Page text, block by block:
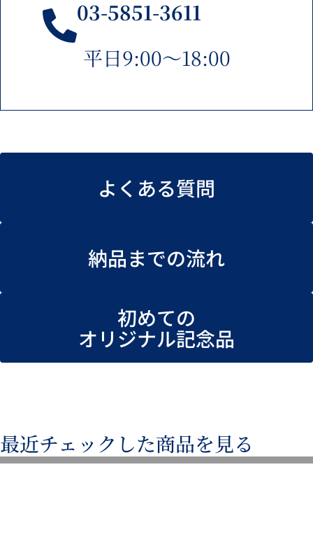
03-5851-3611
平日9:00〜18:00
よくある質問
納品までの流れ
初めての
オリジナル記念品
最近チェックした商品を見る